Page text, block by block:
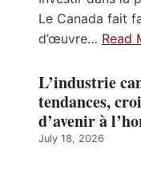
Le Canada fait
d’œuvre… Read
L’industrie
tendances,
d’avenir à
July 18, 2026